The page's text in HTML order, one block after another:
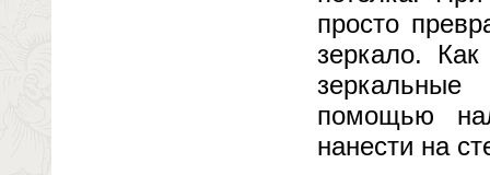
просто
зеркало.
помощью
нанести на